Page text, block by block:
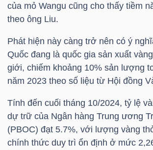
của mỏ Wangu cũng cho thấy tiềm
theo ông Liu.
Phát hiện này càng trở nên có ý
Quốc đang là quốc gia sản xuất
giới, chiếm khoảng 10% sản lượng
năm 2023 theo số liệu từ Hội đồng
Tính đến cuối tháng 10/2024, tỷ lệ
dự trữ của Ngân hàng Trung ương
(PBOC) đạt 5.7%, với lượng vàng
chính thức duy trì ổn định ở mức
CHÍNH
CÁ
NHÂN
PHÂN
TÍCH
VIETSTOCKFINANCE